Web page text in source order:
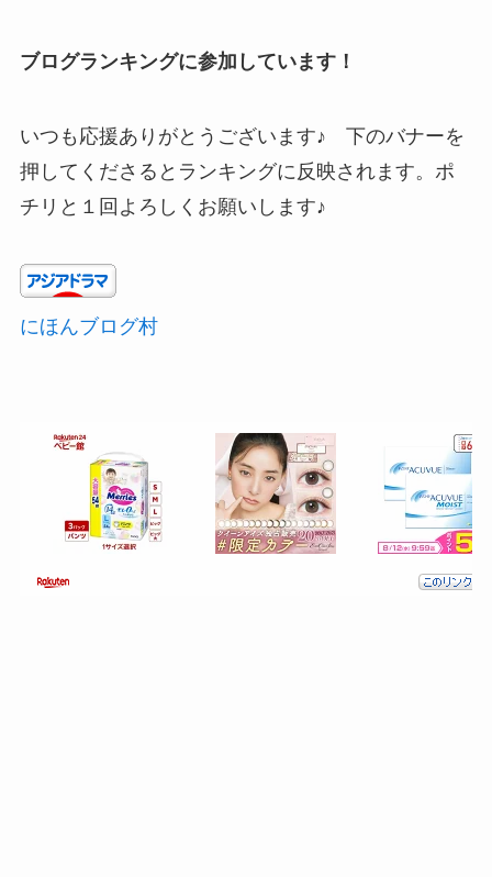
ブログランキングに参加しています！
いつも応援ありがとうございます♪ 下のバナーを
押してくださるとランキングに反映されます。ポ
チリと１回よろしくお願いします♪
にほんブログ村